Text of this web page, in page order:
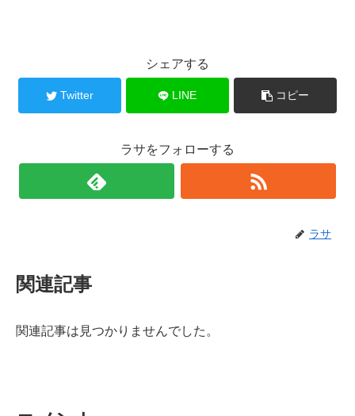
シェアする
Twitter LINE コピー
ラサをフォローする
ラサ
関連記事
関連記事は見つかりませんでした。